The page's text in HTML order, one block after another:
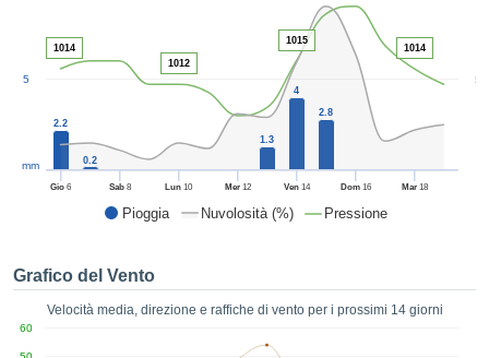
tramite
o
per
senza
clic sul
CONTINUA
Pioggia Nuvolosità (%) Pressione
50
Gio 6 Sab8 Lun 10 Mer12 Ven14 Dom16 Mar18
5
mm
2.2
0.2
1.3
4
2.8
1014
1012
1015
1014
Grafico del Vento
Velocità media, direzione e raffiche di vento per i prossimi 14 giorni
60